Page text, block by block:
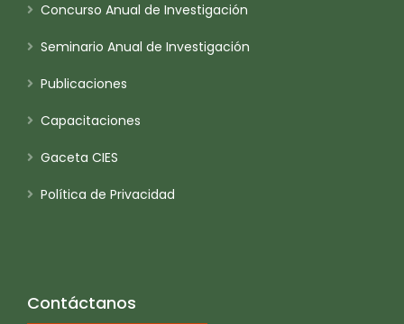
Concurso Anual de Investigación
Seminario Anual de Investigación
Publicaciones
Capacitaciones
Gaceta CIES
Política de Privacidad
Contáctanos